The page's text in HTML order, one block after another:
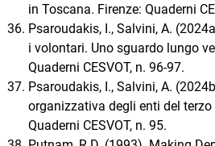
in Toscana. Firenze: Quaderni
Psaroudakis, I., Salvini, A.
i volontari. Uno sguardo lungo
Quaderni CESVOT, n. 96-97.
Psaroudakis, I., Salvini, A.
organizzativa degli enti del terzo
Quaderni CESVOT, n. 95.